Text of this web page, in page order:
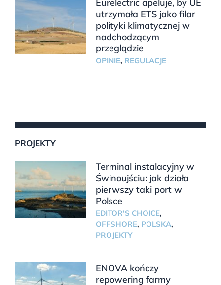
Eurelectric apeluje, by UE
utrzymała ETS jako filar
polityki klimatycznej w
nadchodzącym
przeglądzie
OPINIE, REGULACJE
PROJEKTY
Terminal instalacyjny w
Świnoujściu: jak działa
pierwszy taki port w
Polsce
EDITOR'S CHOICE,
OFFSHORE, POLSKA,
PROJEKTY
ENOVA kończy
repowering farmy